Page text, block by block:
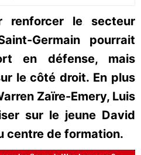
renforcer le secteur
Germain pourrait
en défense, mais
le côté droit. En plus
Zaïre-Emery, Luis
sur le jeune David
centre de formation.